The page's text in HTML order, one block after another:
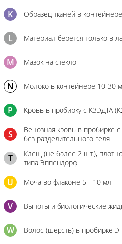
K Образец тканей в
L Материал берется только в
M Мазок на стекло
N Молоко в контейнере 10-30
P Кровь в пробирку с К3ЭДТА
S
Венозная кровь в пробирке
без разделительного геля
T
Клещ (не более 2 шт.), плотно
типа Эппендорф
U Моча во флаконе 5 - 10 мл
V Выпоты и биологические
W Волос (шерсть) в пробирке